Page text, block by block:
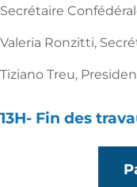
Secrétaire
Valeria Ronzitti,
Tiziano Treu,
13H- Fin des